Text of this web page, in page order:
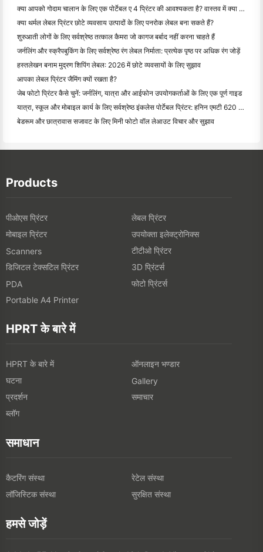
क्या आपको गोदाम चालान के लिए एक पोर्टेबल ए 4 प्रिंटर की आवश्यकता है? वास्तव में क्या काम करता है
क्या थर्मल लेबल प्रिंटर छोटे व्यवसाय उत्पादों के लिए पनरोक लेबल बना सकते हैं?
शुरुआती लोगों के लिए सर्वश्रेष्ठ तत्काल कैमरा जो कागज बर्बाद नहीं करना चाहते हैं
जर्नलिंग और स्क्रैपबुकिंग के लिए सर्वश्रेष्ठ रंग लेबल निर्माता: प्रत्येक पृष्ठ पर अधिक रंग जोड़ें
हस्तलेखन बनाम मुद्रण शिपिंग लेबल: 2026 में छोटे व्यवसायों के लिए सुझाव
आपका लेबल प्रिंटर जैमिंग क्यों रखता है?
जेब फोटो प्रिंटर कैसे चुनें: जर्नलिंग, यात्रा और आईफोन उपयोगकर्ताओं के लिए एक पूर्ण गाइड
यात्रा, स्कूल और मोबाइल कार्य के लिए सर्वश्रेष्ठ इंकलेस पोर्टेबल प्रिंटर: हनिन एमटी 620 प्रो समीक्षा
बेडरूम और छात्रावास सजावट के लिए मिनी फोटो वॉल लेआउट विचार और सुझाव
Products
पीओएस प्रिंटर
लेबल प्रिंटर
मोबाइल प्रिंटर
उपयोक्ता इलेक्ट्रोनिक्स
Scanners
टीटीओ प्रिंटर
डिजिटल टेक्सटिल प्रिंटर
3D प्रिंटर्स
PDA
फोटो प्रिंटर्स
Portable A4 Printer
HPRT के बारे में
HPRT के बारे में
ऑनलाइन भण्डार
घटना
Gallery
प्रदर्शन
समाचार
ब्लॉग
समाधान
कैटरिंग संस्था
रेटेल संस्था
लॉजिस्टिक संस्था
सुरक्षित संस्था
हमसे जोड़ें